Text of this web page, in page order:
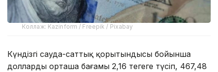
Коллаж: Kazinform / Freepik / Pixabay
Күндізгі сауда-саттық қорытындысы бойынша
доллардың орташа бағамы 2,16 теңгеге түсіп, 467,48